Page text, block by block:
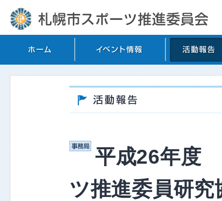
平成26年度
ツ推進委員研究